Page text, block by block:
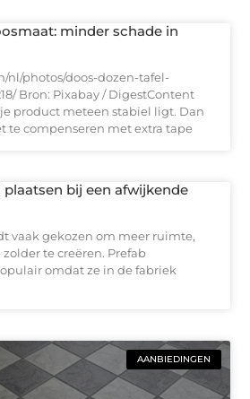
minder schade in
nl/photos/doos-dozen-tafel-
Bron: Pixabay / DigestContent
je product meteen stabiel ligt. Dan
te compenseren met extra tape
plaatsen bij een afwijkende
vaak gekozen om meer ruimte,
te creëren. Prefab
omdat ze in de fabriek
AANBIEDINGEN